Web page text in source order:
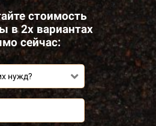
стоимость
в 2х вариантах
сейчас:
нужд?